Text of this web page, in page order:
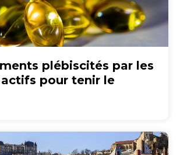
plébiscités par les
pour tenir le